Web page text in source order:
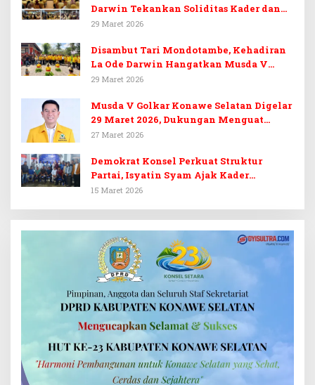
Darwin Tekankan Soliditas Kader dan
Target 14 Kursi DPRD Konawe Selatan
29 Maret 2026
Disambut Tari Mondotambe, Kehadiran
La Ode Darwin Hangatkan Musda V
Golkar Konsel
29 Maret 2026
Musda V Golkar Konawe Selatan Digelar
29 Maret 2026, Dukungan Menguat
untuk Irham Kalenggo
27 Maret 2026
Demokrat Konsel Perkuat Struktur
Partai, Isyatin Syam Ajak Kader
Kembalikan Kejayaan
15 Maret 2026